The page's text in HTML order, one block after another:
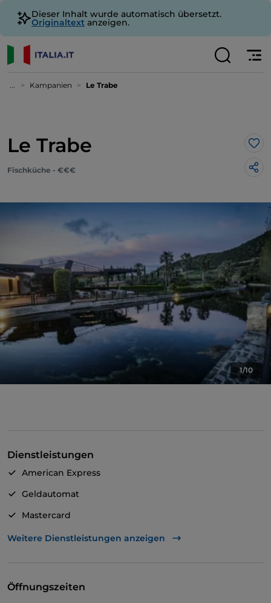
Dieser Inhalt wurde automatisch übersetzt.
Originaltext anzeigen.
... Kampanien Le Trabe
Le Trabe
Fischküche - €€€
1/10
Dienstleistungen
American Express
Geldautomat
Mastercard
Visa
Weitere Dienstleistungen anzeigen
Öffnungszeiten